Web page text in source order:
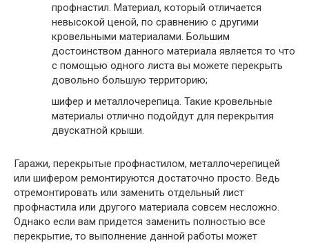
профнастил. Материал, который отличается
невысокой ценой, по сравнению с другими
кровельными материалами. Большим
достоинством данного материала является то что
с помощью одного листа вы можете перекрыть
довольно большую территорию;
шифер и металлочерепица. Такие кровельные
материалы отлично подойдут для перекрытия
двускатной крыши.
Гаражи, перекрытые профнастилом, металлочерепицей
или шифером ремонтируются достаточно просто. Ведь
отремонтировать или заменить отдельный лист
профнастила или другого материала совсем несложно.
Однако если вам придется заменить полностью все
перекрытие, то выполнение данной работы может